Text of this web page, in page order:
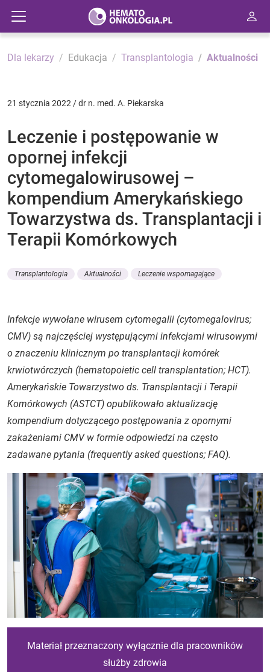
Dla lekarzy Edukacja Transplantologia Aktualności
21 stycznia 2022 / dr n. med. A. Piekarska
Leczenie i postępowanie w
opornej infekcji
cytomegalowirusowej –
kompendium Amerykańskiego
Towarzystwa ds. Transplantacji i
Terapii Komórkowych
Transplantologia Aktualności Leczenie wspomagające
Infekcje wywołane wirusem cytomegalii (cytomegalovirus;
CMV) są najczęściej występującymi infekcjami wirusowymi
o znaczeniu klinicznym po transplantacji komórek
krwiotwórczych (hematopoietic cell transplantation; HCT).
Amerykańskie Towarzystwo ds. Transplantacji i Terapii
Komórkowych (ASTCT) opublikowało aktualizację
kompendium dotyczącego postępowania z opornymi
zakażeniami CMV w formie odpowiedzi na często
zadawane pytania (frequently asked questions; FAQ).
Materiał przeznaczony wyłącznie dla pracowników
służby zdrowia